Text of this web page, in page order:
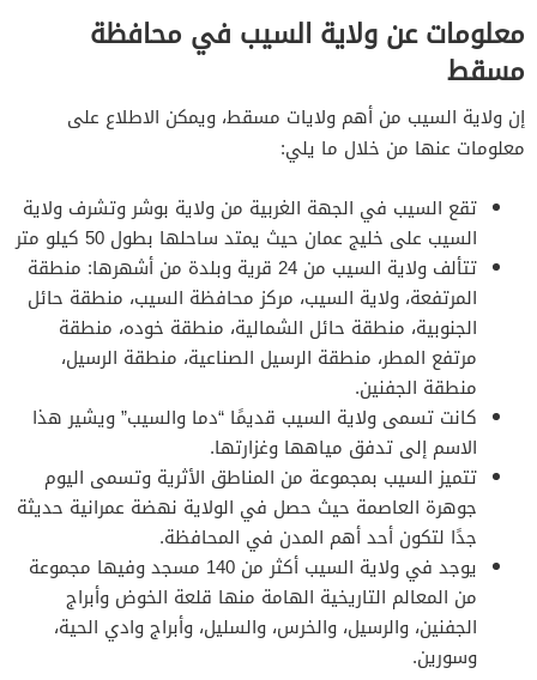
معلومات عن ولاية السيب في محافظة
مسقط
إن ولاية السيب من أهم ولايات مسقط، ويمكن الاطلاع على
معلومات عنها من خلال ما يلي:
تقع السيب في الجهة الغربية من ولاية بوشر وتشرف ولاية
السيب على خليج عمان حيث يمتد ساحلها بطول 50 كيلو متر
تتألف ولاية السيب من 24 قرية وبلدة من أشهرها: منطقة
المرتفعة، ولاية السيب، مركز محافظة السيب، منطقة حائل
الجنوبية، منطقة حائل الشمالية، منطقة خوده، منطقة
مرتفع المطر، منطقة الرسيل الصناعية، منطقة الرسيل،
منطقة الجفنين.
كانت تسمى ولاية السيب قديمًا “دما والسيب” ويشير هذا
الاسم إلى تدفق مياهها وغزارتها.
تتميز السيب بمجموعة من المناطق الأثرية وتسمى اليوم
جوهرة العاصمة حيث حصل في الولاية نهضة عمرانية حديثة
جدًا لتكون أحد أهم المدن في المحافظة.
يوجد في ولاية السيب أكثر من 140 مسجد وفيها مجموعة
من المعالم التاريخية الهامة منها قلعة الخوض وأبراج
الجفنين، والرسيل، والخرس، والسليل، وأبراج وادي الحية،
وسورين.